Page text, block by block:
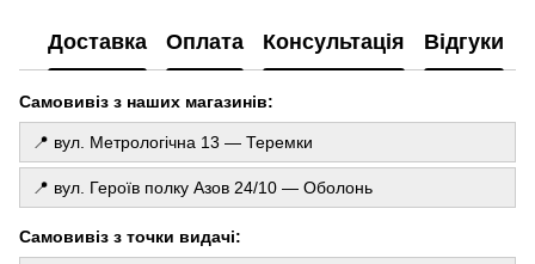
Повітряні кульки серце
Шари цифри
Ковпаки на день народження
Кульки майнкрафт
Все для свята купити
Паперові гірлянди купити
Доставка Оплата Консультація Відгуки
Самовивіз з наших магазинів:
📍 вул. Метрологічна 13 — Теремки
📍 вул. Героїв полку Азов 24/10 — Оболонь
Самовивіз з точки видачі: